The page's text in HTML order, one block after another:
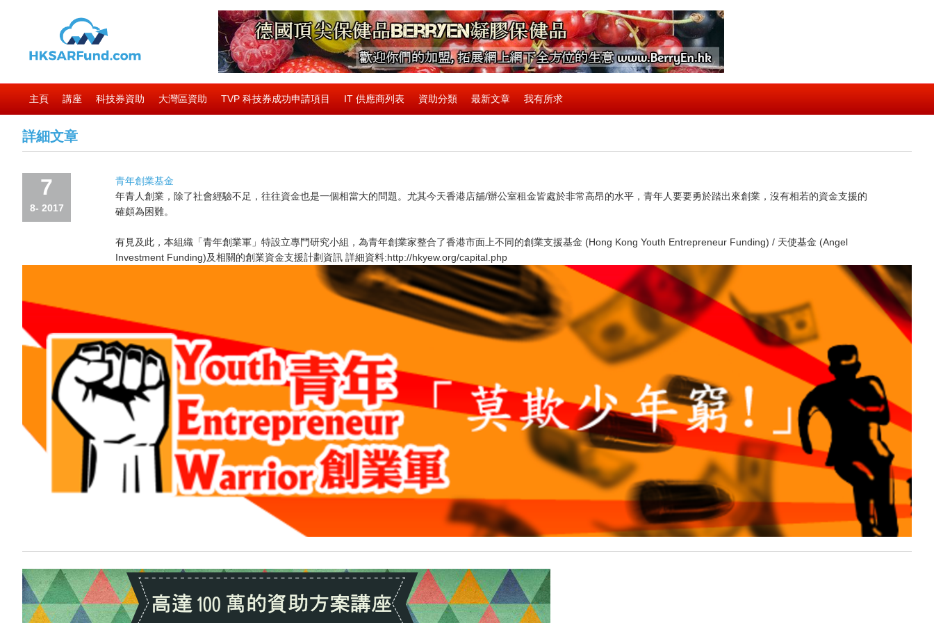
主頁 講座 科技券資助 大灣區資助 TVP 科技券成功申請項目 IT 供應商列表 資助分類 最新文章 我有所求
詳細文章
7
8- 2017
青年創業基金
年青人創業，除了社會經驗不足，往往資金也是一個相當大的問題。尤其今天香港店舖/辦公室租金皆處於非常高昂的水平，青年人要要勇於踏出來創業，沒有相若的資金支援的
確頗為困難。
有見及此，本組織「青年創業軍」特設立專門研究小組，為青年創業家整合了香港市面上不同的創業支援基金 (Hong Kong Youth Entrepreneur Funding) / 天使基金 (Angel
Investment Funding)及相關的創業資金支援計劃資訊 詳細資料:http://hkyew.org/capital.php